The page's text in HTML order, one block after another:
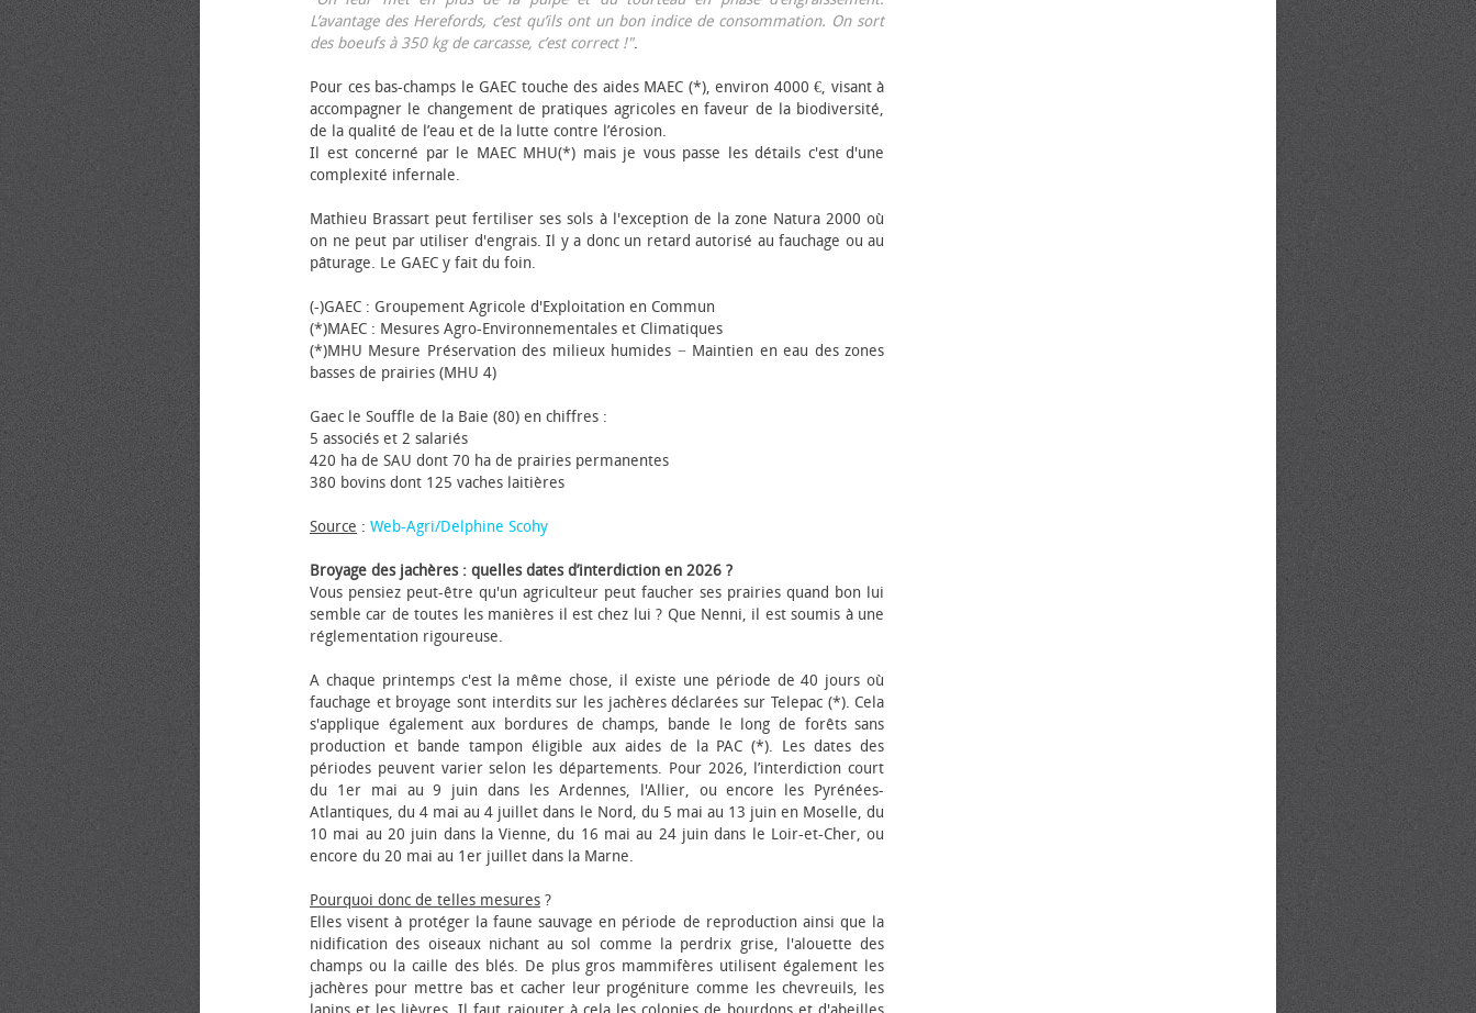
L’avantage des Herefords, c’est qu’ils ont un bon indice de consommation. On sort
des bœufs à 350 kg de carcasse, c’est correct !".
Pour ces bas-champs le GAEC touche des aides MAEC (*), environ 4000 €, visant à
accompagner le changement de pratiques agricoles en faveur de la biodiversité,
de la qualité de l’eau et de la lutte contre l’érosion.
Il est concerné par le MAEC MHU(*) mais je vous passe les détails c'est d'une
complexité infernale.
Mathieu Brassart peut fertiliser ses sols à l'exception de la zone Natura 2000 où
on ne peut par utiliser d'engrais. Il y a donc un retard autorisé au fauchage ou au
pâturage. Le GAEC y fait du foin.
(-)GAEC : Groupement Agricole d'Exploitation en Commun
(*)MAEC : Mesures Agro-Environnementales et Climatiques
(*)MHU Mesure Préservation des milieux humides − Maintien en eau des zones
basses de prairies (MHU 4)
Gaec le Souffle de la Baie (80) en chiffres :
5 associés et 2 salariés
420 ha de SAU dont 70 ha de prairies permanentes
380 bovins dont 125 vaches laitières
Source : Web-Agri/Delphine Scohy
Broyage des jachères : quelles dates d’interdiction en 2026 ?
Vous pensiez peut-être qu'un agriculteur peut faucher ses prairies quand bon lui
semble car de toutes les manières il est chez lui ? Que Nenni, il est soumis à une
réglementation rigoureuse.
A chaque printemps c'est la même chose, il existe une période de 40 jours où
fauchage et broyage sont interdits sur les jachères déclarées sur Telepac (*). Cela
s'applique également aux bordures de champs, bande le long de forêts sans
production et bande tampon éligible aux aides de la PAC (*). Les dates des
périodes peuvent varier selon les départements. Pour 2026, l’interdiction court
du 1er mai au 9 juin dans les Ardennes, l'Allier, ou encore les Pyrénées-
Atlantiques, du 4 mai au 4 juillet dans le Nord, du 5 mai au 13 juin en Moselle, du
10 mai au 20 juin dans la Vienne, du 16 mai au 24 juin dans le Loir-et-Cher, ou
encore du 20 mai au 1er juillet dans la Marne.
Pourquoi donc de telles mesures ?
Elles visent à protéger la faune sauvage en période de reproduction ainsi que la
nidification des oiseaux nichant au sol comme la perdrix grise, l'alouette des
champs ou la caille des blés. De plus gros mammifères utilisent également les
jachères pour mettre bas et cacher leur progéniture comme les chevreuils, les